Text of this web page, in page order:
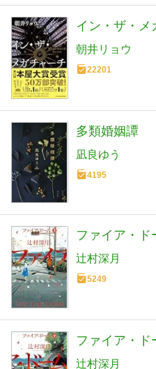
イン・ザ・メ
朝井リョウ
22201
多類婚姻譚
凪良ゆう
4195
ファイア・ド
辻村深月
5249
ファイア・ド
辻村深月